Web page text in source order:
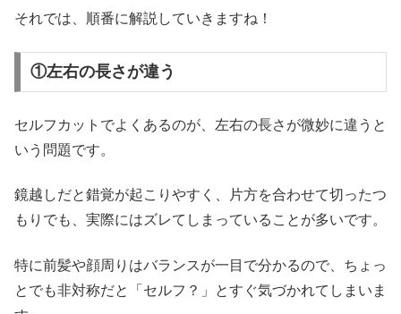
それでは、順番に解説していきますね！
①左右の長さが違う
セルフカットでよくあるのが、左右の長さが微妙に違うと
いう問題です。
鏡越しだと錯覚が起こりやすく、片方を合わせて切ったつ
もりでも、実際にはズレてしまっていることが多いです。
特に前髪や顔周りはバランスが一目で分かるので、ちょっ
とでも非対称だと「セルフ？」とすぐ気づかれてしまいま